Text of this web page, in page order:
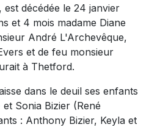
est décédée le 24 janvier
et 4 mois madame Diane
André L'Archevêque,
et de feu monsieur
à Thetford.
dans le deuil ses enfants
Sonia Bizier (René
: Anthony Bizier, Keyla et